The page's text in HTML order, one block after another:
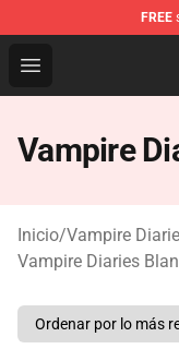
FREE
Open menu
The Vampire
Vampire
Inicio/Vampire
Vampire Diaries